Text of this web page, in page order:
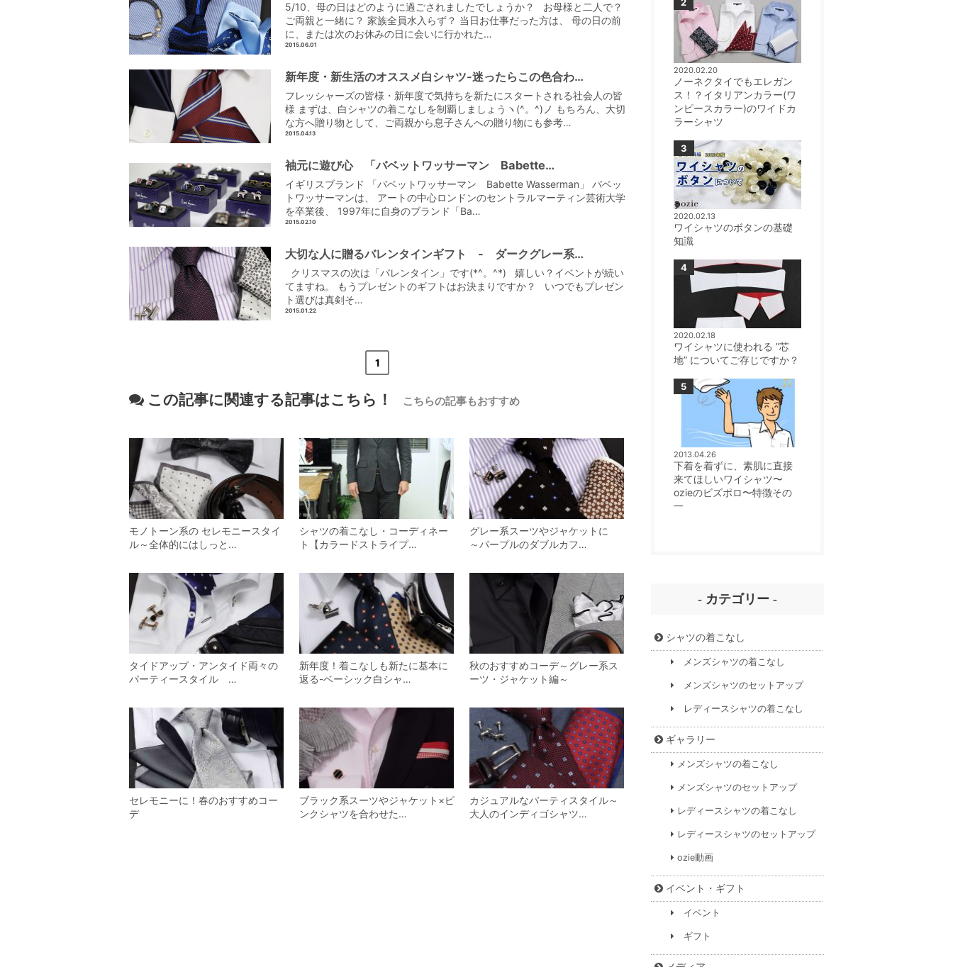
5/10、母の日はどのように過ごされましたでしょうか？ お母様と二人で？
ご両親と一緒に？ 家族全員水入らず？ 当日お仕事だった方は、 母の日の前
に、または次のお休みの日に会いに行かれた…
2015.06.01
新年度・新生活のオススメ白シャツ-迷ったらこの色合わ…
フレッシャーズの皆様・新年度で気持ちを新たにスタートされる社会人の皆
様 まずは、白シャツの着こなしを制覇しましょうヽ(^。^)ノ もちろん、大切
な方へ贈り物として、ご両親から息子さんへの贈り物にも参考…
2015.04.13
袖元に遊び心 「バベットワッサーマン Babette…
イギリスブランド 「バベットワッサーマン Babette Wasserman」 バベッ
トワッサーマンは、 アートの中心ロンドンのセントラルマーティン芸術大学
を卒業後、 1997年に自身のブランド「Ba…
2015.02.10
大切な人に贈るバレンタインギフト - ダークグレー系…
クリスマスの次は「バレンタイン」です(*^。^*) 嬉しい？イベントが続い
てますね。 もうプレゼントのギフトはお決まりですか？ いつでもプレゼン
ト選びは真剣そ…
2015.01.22
1
この記事に関連する記事はこちら！ こちらの記事もおすすめ
モノトーン系の セレモニースタイ
ル～全体的にはしっと…
シャツの着こなし・コーディネー
ト【カラードストライプ…
グレー系スーツやジャケットに
～パープルのダブルカフ…
タイドアップ・アンタイド両々の
パーティースタイル …
新年度！着こなしも新たに基本に
返る-ベーシック白シャ…
秋のおすすめコーデ～グレー系ス
ーツ・ジャケット編～
セレモニーに！春のおすすめコー
デ
ブラック系スーツやジャケット×ピ
ンクシャツを合わせた…
カジュアルなパーティスタイル～
大人のインディゴシャツ…
2020.02.20
ノーネクタイでもエレガン
ス！？イタリアンカラー(ワ
ンピースカラー)のワイドカ
ラーシャツ
2020.02.13
ワイシャツのボタンの基礎
知識
2020.02.18
ワイシャツに使われる ”芯
地” についてご存じですか？
2013.04.26
下着を着ずに、素肌に直接
来てほしいワイシャツ〜
ozieのビズポロ〜特徴その
一
- カテゴリー -
シャツの着こなし
メンズシャツの着こなし
メンズシャツのセットアップ
レディースシャツの着こなし
ギャラリー
メンズシャツの着こなし
メンズシャツのセットアップ
レディースシャツの着こなし
レディースシャツのセットアップ
ozie動画
イベント・ギフト
イベント
ギフト